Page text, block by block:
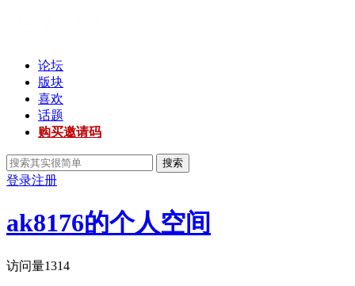
论坛
版块
喜欢
话题
购买邀请码
搜索
登录注册
ak8176的个人空间
访问量1314